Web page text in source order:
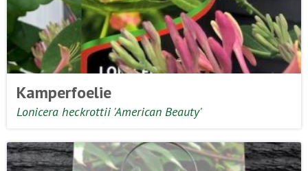
Kamperfoelie
Lonicera heckrottii 'American Beauty'